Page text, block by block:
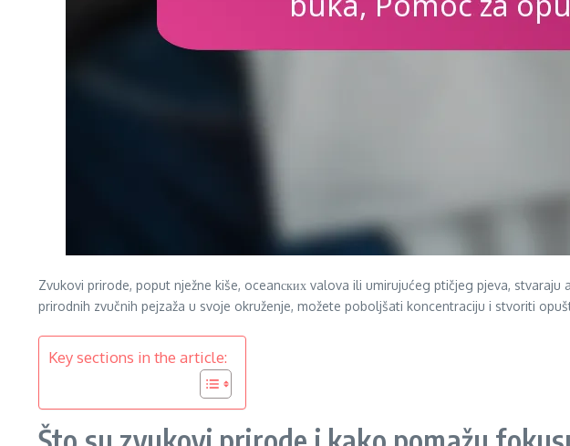
Zvukovi prirode, poput nježne kiše, oceanских valova ili umirujućeg ptičjeg pjeva,
prirodnih zvučnih pejzaža u svoje okruženje, možete poboljšati koncentraciju i stvoriti
Key sections in the article: